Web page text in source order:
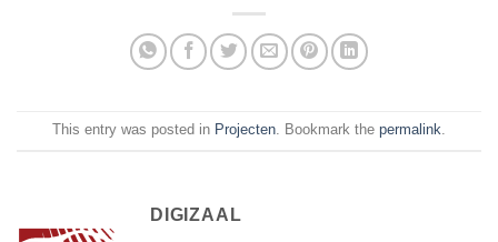
This entry was posted in Projecten. Bookmark the permalink.
DIGIZAAL